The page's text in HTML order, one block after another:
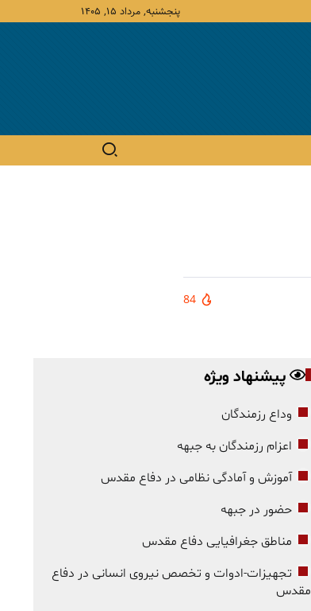
پنجشنبه, مرداد ۱۵, ۱۴۰۵
84
پیشنهاد ویژه
وداع رزمندگان
اعزام رزمندگان به جبهه
آموزش و آمادگی نظامی در دفاع مقدس
حضور در جبهه
مناطق جغرافیایی دفاع مقدس
تجهیزات-ادوات و تخصص نیروی انسانی در دفاع
مقدس